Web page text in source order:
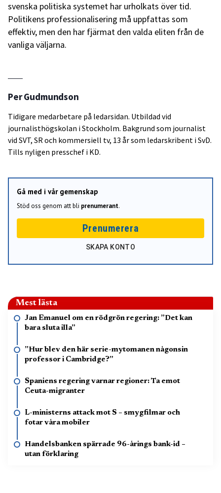
svenska politiska systemet har urholkats över tid.
Politikens professionalisering må uppfattas som
effektiv, men den har fjärmat den valda eliten från de
vanliga väljarna.
Per Gudmundson
Tidigare medarbetare på ledarsidan. Utbildad vid
journalisthögskolan i Stockholm. Bakgrund som journalist
vid SVT, SR och kommersiell tv, 13 år som ledarskribent i SvD.
Tills nyligen presschef i KD.
Gå med i vår gemenskap
Stöd oss genom att bli prenumerant.
Prenumerera
SKAPA KONTO
Mest lästa
Jan Emanuel om en rödgrön regering: ”Det kan
bara sluta illa”
”Hur blev den här serie-mytomanen någonsin
professor i Cambridge?”
Spaniens regering varnar regioner: Ta emot
Ceuta-migranter
L-ministerns attack mot S – smygfilmar och
fotar våra mobiler
Handelsbanken spärrade 96-årings bank-id –
utan förklaring